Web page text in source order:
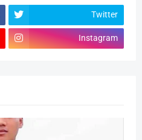
Twitter
Instagram